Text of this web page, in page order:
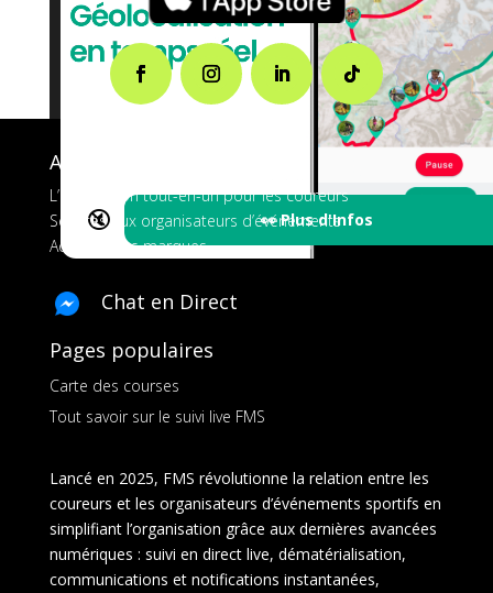
🔇 👀 Plus d'Infos
A propos de FMS
L’application tout-en-un pour les coureurs
Services aux organisateurs d’événements
Ads pour les marques
Chat en Direct
Pages populaires
Carte des courses
Tout savoir sur le suivi live FMS
Lancé en 2025, FMS révolutionne la relation entre les
coureurs et les organisateurs d’événements sportifs en
simplifiant l’organisation grâce aux dernières avancées
numériques : suivi en direct live, dématérialisation,
communications et notifications instantanées,